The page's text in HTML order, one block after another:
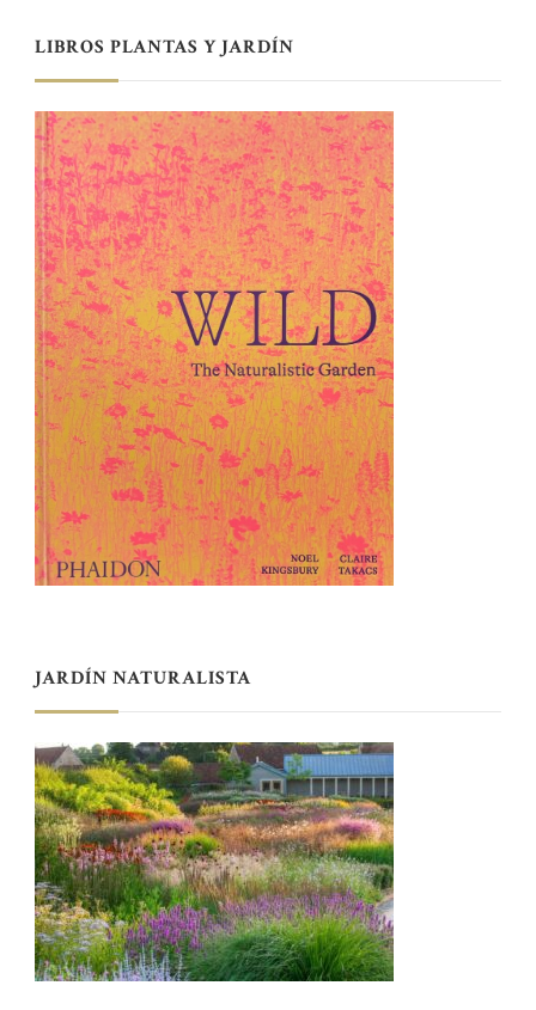
LIBROS PLANTAS Y JARDÍN
JARDÍN NATURALISTA